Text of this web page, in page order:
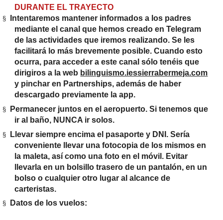
DURANTE EL TRAYECTO
§
Intentaremos mantener informados a los padres
mediante el canal que hemos creado en Telegram
de las actividades que iremos realizando. Se les
facilitará lo más brevemente posible. Cuando esto
ocurra, para acceder a este canal sólo tenéis que
dirigiros a la web bilinguismo.iessierrabermeja.com
y pinchar en Partnerships, además de haber
descargado previamente la app.
§
Permanecer juntos en el aeropuerto. Si tenemos que
ir al baño, NUNCA ir solos.
§
Llevar siempre encima el pasaporte y DNI. Sería
conveniente llevar una fotocopia de los mismos en
la maleta, así como una foto en el móvil. Evitar
llevarla en un bolsillo trasero de un pantalón, en un
bolso o cualquier otro lugar al alcance de
carteristas.
§ Datos de los vuelos: